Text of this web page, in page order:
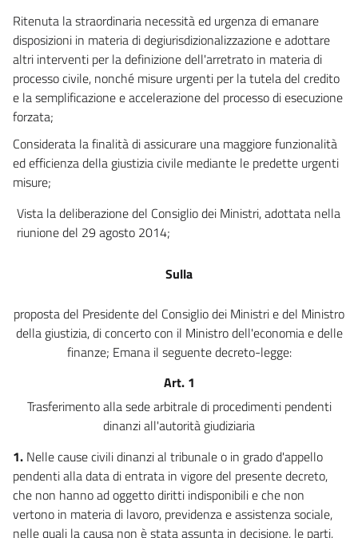
11
((Sezione II
Disposizioni sul patrocinio a spese dello Stato nella negoziazione assistita))
11 bis
11 ter
11 quinquies
11 sexies
11 octies
11 novies
Capo III
Ulteriori disposizioni per la semplificazione dei procedimenti di
separazione personale e di divorzio
Capo IV
13
14
15
16
Ritenuta la straordinaria necessità ed urgenza di emanare
disposizioni in materia di degiurisdizionalizzazione e adottare
altri interventi per la definizione dell'arretrato in materia di
processo civile, nonché misure urgenti per la tutela del credito
e la semplificazione e accelerazione del processo di esecuzione
forzata;
Considerata la finalità di assicurare una maggiore funzionalità
ed efficienza della giustizia civile mediante le predette urgenti
misure;
Vista la deliberazione del Consiglio dei Ministri, adottata nella
riunione del 29 agosto 2014;
Sulla
proposta del Presidente del Consiglio dei Ministri e del Ministro
della giustizia, di concerto con il Ministro dell'economia e delle
finanze; Emana il seguente decreto-legge:
Art. 1
Trasferimento alla sede arbitrale di procedimenti pendenti
dinanzi all'autorità giudiziaria
1. Nelle cause civili dinanzi al tribunale o in grado d'appello
pendenti alla data di entrata in vigore del presente decreto,
che non hanno ad oggetto diritti indisponibili e che non
vertono in materia di lavoro, previdenza e assistenza sociale,
nelle quali la causa non è stata assunta in decisione, le parti,